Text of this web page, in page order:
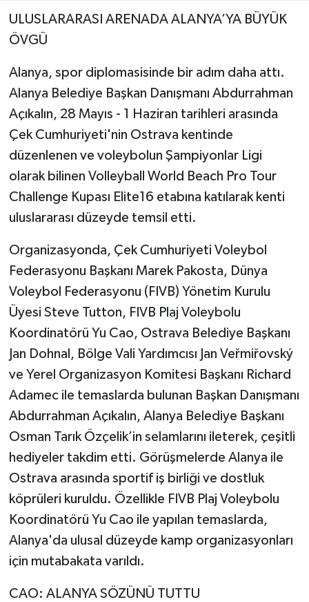
ULUSLARARASI ARENADA ALANYA’YA BÜYÜK
ÖVGÜ
Alanya, spor diplomasisinde bir adım daha attı.
Alanya Belediye Başkan Danışmanı Abdurrahman
Açıkalın, 28 Mayıs - 1 Haziran tarihleri arasında
Çek Cumhuriyeti'nin Ostrava kentinde
düzenlenen ve voleybolun Şampiyonlar Ligi
olarak bilinen Volleyball World Beach Pro Tour
Challenge Kupası Elite16 etabına katılarak kenti
uluslararası düzeyde temsil etti.
Organizasyonda, Çek Cumhuriyeti Voleybol
Federasyonu Başkanı Marek Pakosta, Dünya
Voleybol Federasyonu (FIVB) Yönetim Kurulu
Üyesi Steve Tutton, FIVB Plaj Voleybolu
Koordinatörü Yu Cao, Ostrava Belediye Başkanı
Jan Dohnal, Bölge Vali Yardımcısı Jan Veřmiřovský
ve Yerel Organizasyon Komitesi Başkanı Richard
Adamec ile temaslarda bulunan Başkan Danışmanı
Abdurrahman Açıkalın, Alanya Belediye Başkanı
Osman Tarık Özçelik’in selamlarını ileterek, çeşitli
hediyeler takdim etti. Görüşmelerde Alanya ile
Ostrava arasında sportif iş birliği ve dostluk
köprüleri kuruldu. Özellikle FIVB Plaj Voleybolu
Koordinatörü Yu Cao ile yapılan temaslarda,
Alanya'da ulusal düzeyde kamp organizasyonları
için mutabakata varıldı.
CAO: ALANYA SÖZÜNÜ TUTTU